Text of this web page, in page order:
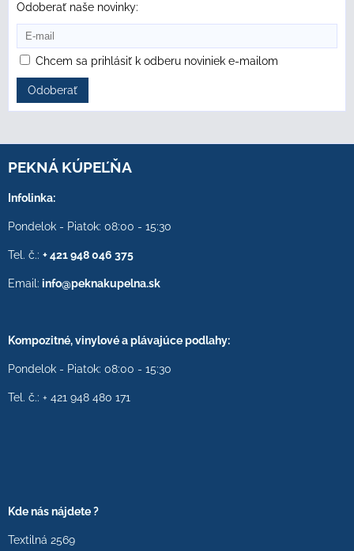
Odoberať naše novinky:
Chcem sa prihlásiť k odberu noviniek e-mailom
Odoberať
PEKNÁ KÚPEĽŇA
Infolinka:
Pondelok - Piatok: 08:00 - 15:30
Tel. č.: + 421 948 046 375
Email: info@peknakupelna.sk
Kompozitné, vinylové a plávajúce podlahy:
Pondelok - Piatok: 08:00 - 15:30
Tel. č.: + 421 948 480 171
Kde nás nájdete ?
Textilná 2569